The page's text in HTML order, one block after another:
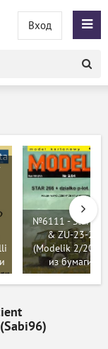
Вход
№6111 - Star
& ZU-23-2
(Modelik 2/2004)
из бумаги